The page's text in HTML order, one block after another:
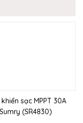
sạc MPPT 30A
Sumry (SR4830)